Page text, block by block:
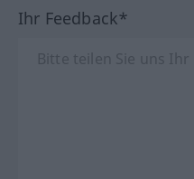
Ihr Feedback*